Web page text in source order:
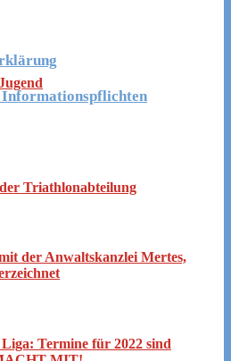
Informationspflichten
Triathlonabteilung
der Anwaltskanzlei Mertes,
Termine für 2022 sind